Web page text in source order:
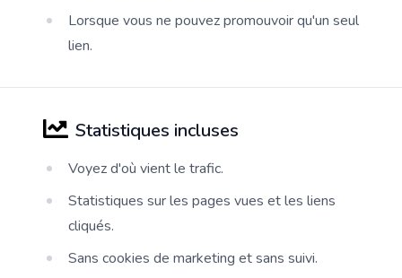
Lorsque vous ne pouvez promouvoir qu'un seul
lien.
Statistiques incluses
Voyez d'où vient le trafic.
Statistiques sur les pages vues et les liens
cliqués.
Sans cookies de marketing et sans suivi.